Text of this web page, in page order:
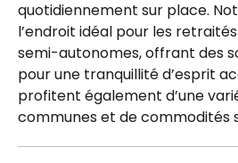
quotidiennement sur place.
l’endroit idéal pour les
semi-autonomes, offrant des
pour une tranquillité d’esprit
profitent également d’une
communes et de commodités